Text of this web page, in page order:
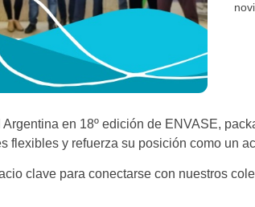
en 18º edición de ENVASE,
flexibles y refuerza su posición como un
clave para conectarse con nuestros